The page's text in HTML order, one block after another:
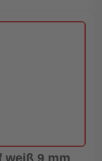
weiß 9 mm